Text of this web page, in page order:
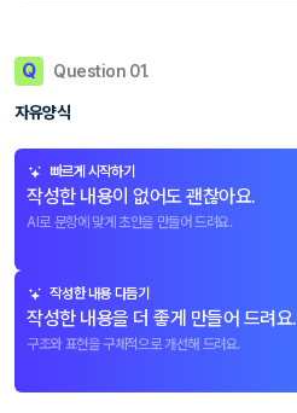
Q Question 01.
자유양식
빠르게 시작하기
작성한 내용이 없어도 괜찮아요.
AI로 문항에 맞게 초안을 만들어 드려요.
작성한 내용 다듬기
작성한 내용을 더 좋게 만들어 드려요.
구조와 표현을 구체적으로 개선해 드려요.